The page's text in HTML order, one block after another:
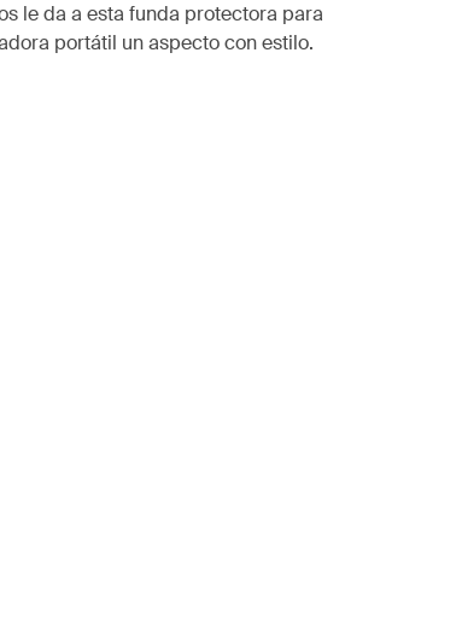
le da a esta funda protectora para
portátil un aspecto con estilo.